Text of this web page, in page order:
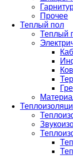
Прочее
Теплый пол
Теплый